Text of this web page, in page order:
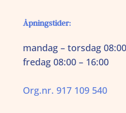
Åpningstider:
mandag – torsdag
fredag 08:00 – 16:00
Org.nr. 917 109 540